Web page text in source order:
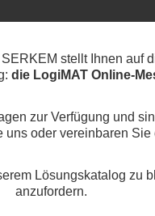
stellt Ihnen auf
die LogiMAT Online-
zur Verfügung und
oder vereinbaren
Lösungskatalog zu
anzufordern.